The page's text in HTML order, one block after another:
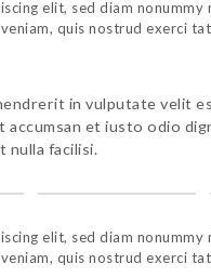
elit, sed diam
quis nostrud exerci
in vulputate velit
et iusto odio
nulla facilisi.
elit, sed diam
quis nostrud exerci